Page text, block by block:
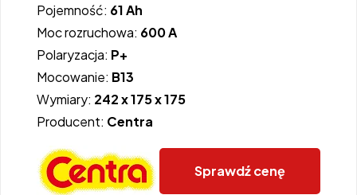
Pojemność: 61 Ah
Moc rozruchowa: 600 A
Polaryzacja: P+
Mocowanie: B13
Wymiary: 242 x 175 x 175
Producent: Centra
Sprawdź cenę